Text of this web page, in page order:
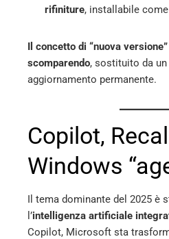
rifiniture, installabile
Il concetto di “nuova
scomparendo, sostituito da
aggiornamento permanente.
Copilot,
Windows
Il tema dominante del 2025 è
l’intelligenza artificiale
Copilot, Microsoft sta